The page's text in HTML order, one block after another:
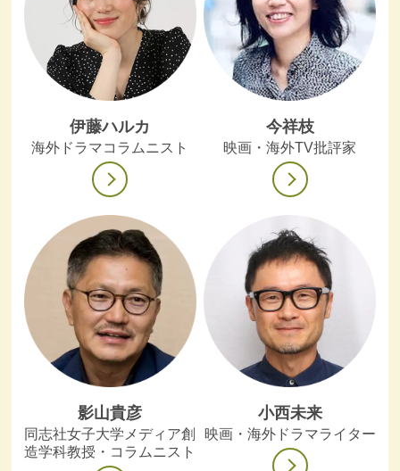
伊藤ハルカ
海外ドラマコラムニスト
今祥枝
映画・海外TV批評家
影山貴彦
同志社女子大学メディア創
造学科教授・コラムニスト
小西未来
映画・海外ドラマライター